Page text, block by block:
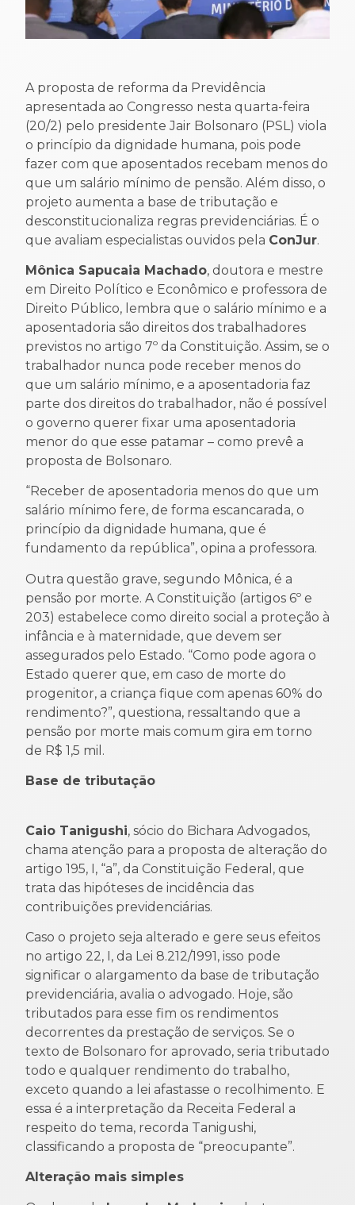
A proposta de reforma da Previdência
apresentada ao Congresso nesta quarta-feira
(20/2) pelo presidente Jair Bolsonaro (PSL) viola
o princípio da dignidade humana, pois pode
fazer com que aposentados recebam menos do
que um salário mínimo de pensão. Além disso, o
projeto aumenta a base de tributação e
desconstitucionaliza regras previdenciárias. É o
que avaliam especialistas ouvidos pela ConJur.
Mônica Sapucaia Machado, doutora e mestre
em Direito Político e Econômico e professora de
Direito Público, lembra que o salário mínimo e a
aposentadoria são direitos dos trabalhadores
previstos no artigo 7º da Constituição. Assim, se o
trabalhador nunca pode receber menos do
que um salário mínimo, e a aposentadoria faz
parte dos direitos do trabalhador, não é possível
o governo querer fixar uma aposentadoria
menor do que esse patamar – como prevê a
proposta de Bolsonaro.
“Receber de aposentadoria menos do que um
salário mínimo fere, de forma escancarada, o
princípio da dignidade humana, que é
fundamento da república”, opina a professora.
Outra questão grave, segundo Mônica, é a
pensão por morte. A Constituição (artigos 6º e
203) estabelece como direito social a proteção à
infância e à maternidade, que devem ser
assegurados pelo Estado. “Como pode agora o
Estado querer que, em caso de morte do
progenitor, a criança fique com apenas 60% do
rendimento?”, questiona, ressaltando que a
pensão por morte mais comum gira em torno
de R$ 1,5 mil.
Base de tributação
Caio Tanigushi, sócio do Bichara Advogados,
chama atenção para a proposta de alteração do
artigo 195, I, “a”, da Constituição Federal, que
trata das hipóteses de incidência das
contribuições previdenciárias.
Caso o projeto seja alterado e gere seus efeitos
no artigo 22, I, da Lei 8.212/1991, isso pode
significar o alargamento da base de tributação
previdenciária, avalia o advogado. Hoje, são
tributados para esse fim os rendimentos
decorrentes da prestação de serviços. Se o
texto de Bolsonaro for aprovado, seria tributado
todo e qualquer rendimento do trabalho,
exceto quando a lei afastasse o recolhimento. E
essa é a interpretação da Receita Federal a
respeito do tema, recorda Tanigushi,
classificando a proposta de “preocupante”.
Alteração mais simples